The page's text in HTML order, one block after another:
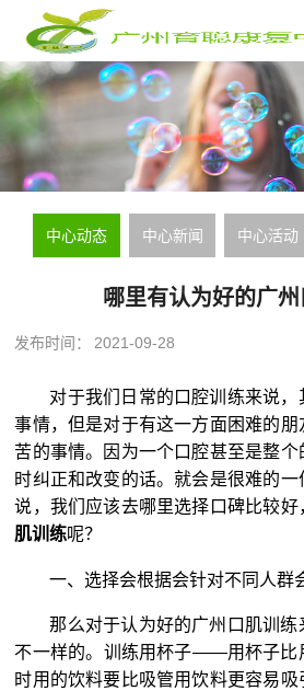
中心动态 中心新闻 中心活动
哪里有认为好的广
发布时间： 2021-09-28
对于我们日常的口腔训练来说
事情，但是对于有这一方面困难的
苦的事情。因为一个口腔甚至是整
时纠正和改变的话。就会是很难的
说，我们应该去哪里选择口碑比较好
肌训练呢？
一、选择会根据会针对不同人群
那么对于认为好的广州口肌训
不一样的。训练用杯子——用杯子比
时用的饮料要比吸管用饮料更容易吸